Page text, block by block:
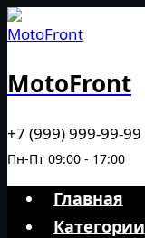
Перейти
к
MotoFront
+7 (999) 999-99-99
Пн-Пт 09:00 - 17:00
Главная
Категории